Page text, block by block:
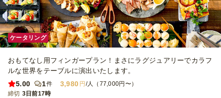
ケータリング
おもてなし用フィンガープラン！まさにラグジュアリーでカラフ
ルな世界をテーブルに演出いたします。
5.00
1件 3,980 円 /人（77,000円〜）
締切 3日前17時